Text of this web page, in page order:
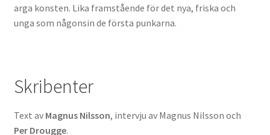
arga konsten. Lika framstående för det nya, friska och
unga som någonsin de första punkarna.
Skribenter
Text av Magnus Nilsson, intervju av Magnus Nilsson och
Per Drougge.